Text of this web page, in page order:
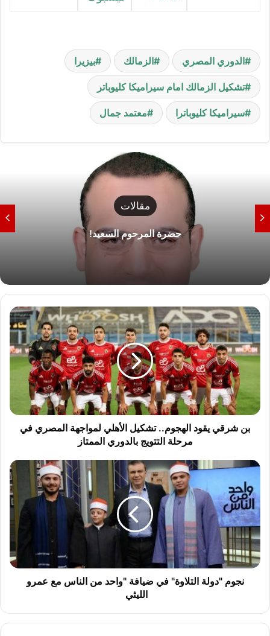
الدوري المصري الزمالك بيزيرا
تشكيل الزمالك امام سيراميكا كليوباتر
سيراميكا كليوباترا معتمد جمال
مقالات
حضرة المرحوم السعيد!
ب
ن
ش
ر
ق
ق
و
ه
و
م
.
.
ت
ش
ك
ل
بن شرقي يقود الهجوم.. تشكيل الأهلي لمواجهة المصري في
مرحلة التتويج بالدوري الممتاز
ن
و
م
"
د
و
ل
ة
نجوم "دولة التلاوة" في ضيافة "واحد من الناس مع عمرو
الليثي